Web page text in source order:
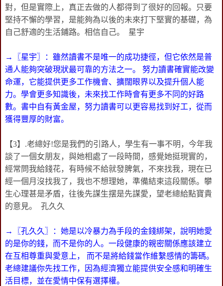
對，但是實際上，真正去做的人都得到了很好的回報。只要
堅持不懈的學習，是能夠為以後的未來打下堅實的基礎，為
自己舒適的生活鋪路。相信自己。 星宇
→〖星宇〗：雖然讀書不是唯一的成功捷徑，但它依然是普
通人能夠突破現狀最可靠的方法之一。 努力讀書確實能改變
命運，它能提供更多工作機會、擴闊眼界以及提升個人能
力。學會更多知識後，未來找工作時會有更多不同的好路
數。書中自有黃金屋，努力讀書可以更容易找到好工，從而
獲得豐厚的財富。
【3】.老總好!您是我們的引路人，學生有一事不明，今年我
談了一個女朋友，與她相處了一段時間，感覺她挺現實的，
經常問我給錢花，有時候不給就發脾氣，不來找我，現在已
經一個月沒找我了，我也不想理她，準備結束這段關係。攀
生心理甚是矛盾，往後先謀生摆是先謀愛，望老總給點寶貴
的意見。 孔久久
→〖孔久久〗：她是以冷暴力為手段的金錢綁架，說明她愛
的是你的錢，而不是你的人。一段健康的親密關係應該建立
在互相尊重與愛意上， 而不是將給錢當作維繫感情的籌碼。
老總建議你先找工作，因為經濟獨立能提供安全感和明確生
活目標，並在愛情中保有選擇權。